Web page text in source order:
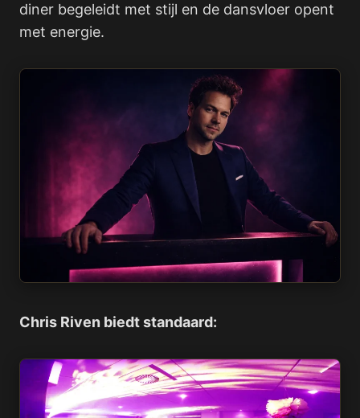
diner begeleidt met stijl en de dansvloer opent
met energie.
Chris Riven biedt standaard: